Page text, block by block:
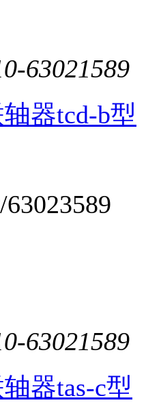
63021589
器tcd-b型
63021589
器tas-c型